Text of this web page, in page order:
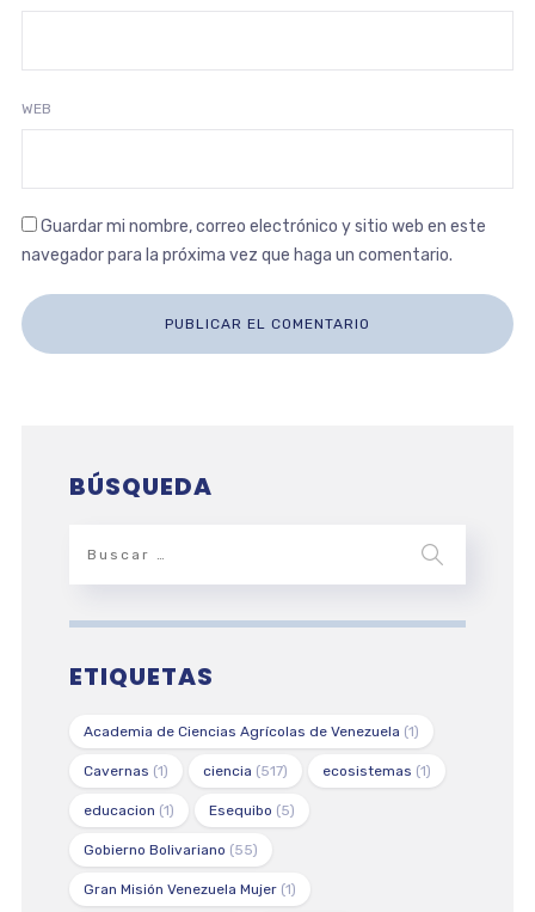
WEB
Guardar mi nombre, correo electrónico y sitio web en este
navegador para la próxima vez que haga un comentario.
BÚSQUEDA
ETIQUETAS
Academia de Ciencias Agrícolas de Venezuela (1)
Cavernas (1) ciencia (517) ecosistemas (1)
educacion (1) Esequibo (5)
Gobierno Bolivariano (55)
Gran Misión Venezuela Mujer(1)